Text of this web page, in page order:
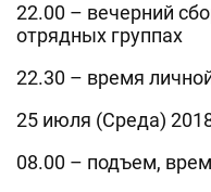
22.00 – вечерний
отрядных группах
22.30 – время
25 июля (Среда)
08.00 – подъем,